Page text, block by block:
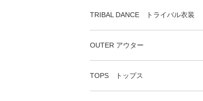
TRIBAL DANCE トライバル衣装
OUTER アウター
TOPS トップス